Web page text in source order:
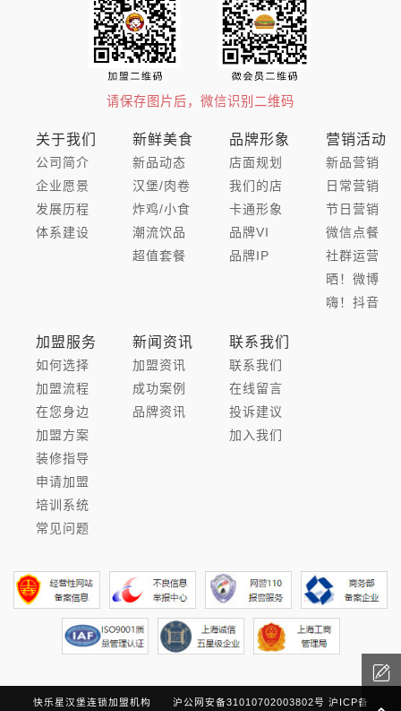
请保存图片后，微信识别二维码
关于我们
公司简介
企业愿景
发展历程
体系建设
新鲜美食
新品动态
汉堡/肉卷
炸鸡/小食
潮流饮品
超值套餐
品牌形象
店面规划
我们的店
卡通形象
品牌VI
品牌IP
营销活动
新品营销
日常营销
节日营销
微信点餐
社群运营
晒！微博
嗨！抖音
加盟服务
如何选择
加盟流程
在您身边
加盟方案
装修指导
申请加盟
培训系统
常见问题
新闻资讯
加盟资讯
成功案例
品牌资讯
联系我们
联系我们
在线留言
投诉建议
加入我们
快乐星汉堡连锁加盟机构 沪公网安备31010702003802号 沪ICP备